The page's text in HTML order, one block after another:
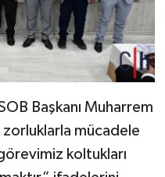
Başkanı Muharrem
zorluklarla mücadele
koltukları